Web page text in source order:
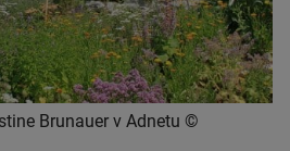
Brunauer v Adnetu ©